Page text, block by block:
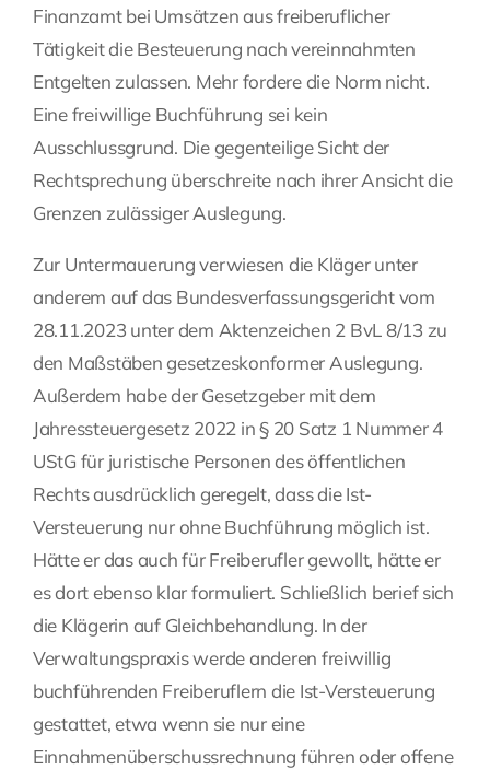
Finanzamt bei Umsätzen aus freiberuflicher
Tätigkeit die Besteuerung nach vereinnahmten
Entgelten zulassen. Mehr fordere die Norm nicht.
Eine freiwillige Buchführung sei kein
Ausschlussgrund. Die gegenteilige Sicht der
Rechtsprechung überschreite nach ihrer Ansicht die
Grenzen zulässiger Auslegung.
Zur Untermauerung verwiesen die Kläger unter
anderem auf das Bundesverfassungsgericht vom
28.11.2023 unter dem Aktenzeichen 2 BvL 8/13 zu
den Maßstäben gesetzeskonformer Auslegung.
Außerdem habe der Gesetzgeber mit dem
Jahressteuergesetz 2022 in § 20 Satz 1 Nummer 4
UStG für juristische Personen des öffentlichen
Rechts ausdrücklich geregelt, dass die Ist-
Versteuerung nur ohne Buchführung möglich ist.
Hätte er das auch für Freiberufler gewollt, hätte er
es dort ebenso klar formuliert. Schließlich berief sich
die Klägerin auf Gleichbehandlung. In der
Verwaltungspraxis werde anderen freiwillig
buchführenden Freiberuflern die Ist-Versteuerung
gestattet, etwa wenn sie nur eine
Einnahmenüberschussrechnung führen oder offene